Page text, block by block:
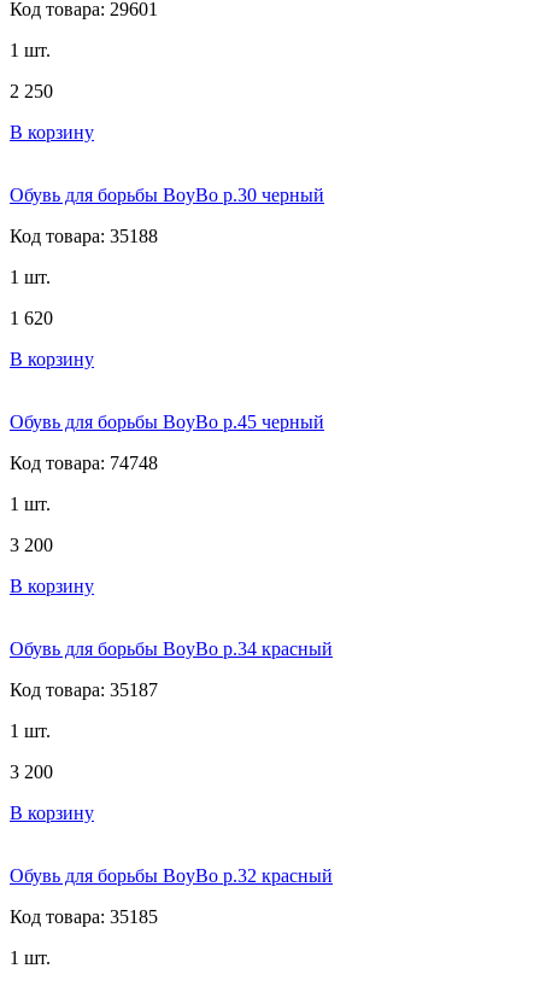
Код товара: 29601
1 шт.
2 250
В корзину
Обувь для борьбы BoyBo р.30 черный
Код товара: 35188
1 шт.
1 620
В корзину
Обувь для борьбы BoyBo р.45 черный
Код товара: 74748
1 шт.
3 200
В корзину
Обувь для борьбы BoyBo р.34 красный
Код товара: 35187
1 шт.
3 200
В корзину
Обувь для борьбы BoyBo р.32 красный
Код товара: 35185
1 шт.